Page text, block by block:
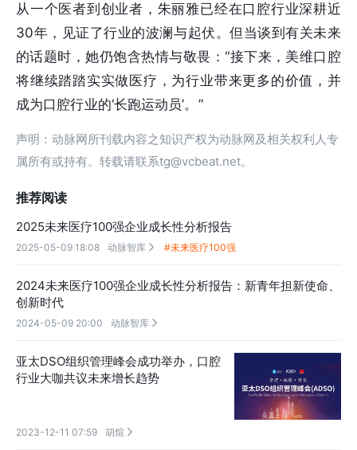
从一个医者到创业者，朱丽雅已经在口腔行业深耕近
30年，见证了行业的波澜与起伏。但当谈到有关未来
的话题时，她仍饱含热情与敬畏：“接下来，美维口腔
将继续踏踏实实做医疗，为行业带来更多的价值，并
成为口腔行业的‘长跑运动员’。”
声明：动脉网所刊载内容之知识产权为动脉网及相关权利人专
属所有或持有。转载请联系tg@vcbeat.net。
推荐阅读
2025未来医疗100强企业成长性分析报告
2025-05-09 18:08 动脉智库  #未来医疗100强
2024未来医疗100强企业成长性分析报告：新青年担新使命、
创新时代
2024-05-09 20:00 动脉智库 
亚太DSO组织管理峰会成功举办，口腔
行业大咖共议未来增长趋势
2023-12-11 07:59 胡煊 